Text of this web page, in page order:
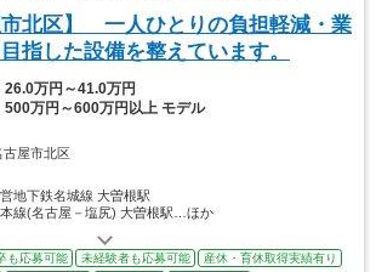
市北区】 一人ひとりの負担軽減・業
指した設備を整えています。
26.0万円～41.0万円
500万円～600万円以上 モデル
古屋市北区
地下鉄名城線 大曽根駅
本線(名古屋－塩尻) 大曽根駅…ほか
も応募可能 未経験者も応募可能
産休・育休取得実績有り